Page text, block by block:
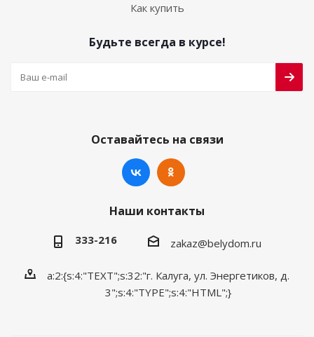
Как купить
Будьте всегда в курсе!
Оставайтесь на связи
Наши контакты
333-216 zakaz@belydom.ru
a:2:{s:4:"TEXT";s:32:"г. Калуга, ул. Энергетиков, д.
3";s:4:"TYPE";s:4:"HTML";}